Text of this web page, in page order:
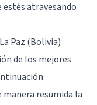
atravesando
Paz (Bolivia)
de los mejores
resumida la